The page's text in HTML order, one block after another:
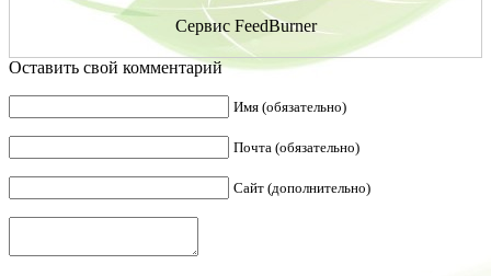
Сервис FeedBurner
Оставить свой комментарий
Имя (обязательно)
Почта (обязательно)
Сайт (дополнительно)